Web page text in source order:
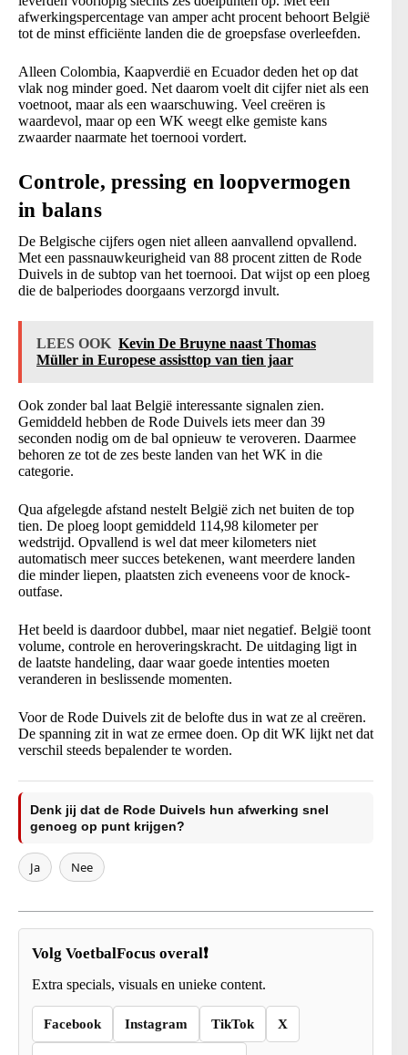
afwerkingspercentage van amper acht procent behoort België
tot de minst efficiënte landen die de groepsfase overleefden.
Alleen Colombia, Kaapverdië en Ecuador deden het op dat
vlak nog minder goed. Net daarom voelt dit cijfer niet als een
voetnoot, maar als een waarschuwing. Veel creëren is
waardevol, maar op een WK weegt elke gemiste kans
zwaarder naarmate het toernooi vordert.
Controle, pressing en loopvermogen
in balans
De Belgische cijfers ogen niet alleen aanvallend opvallend.
Met een passnauwkeurigheid van 88 procent zitten de Rode
Duivels in de subtop van het toernooi. Dat wijst op een ploeg
die de balperiodes doorgaans verzorgd invult.
LEES OOK Kevin De Bruyne naast Thomas
Müller in Europese assisttop van tien jaar
Ook zonder bal laat België interessante signalen zien.
Gemiddeld hebben de Rode Duivels iets meer dan 39
seconden nodig om de bal opnieuw te veroveren. Daarmee
behoren ze tot de zes beste landen van het WK in die
categorie.
Qua afgelegde afstand nestelt België zich net buiten de top
tien. De ploeg loopt gemiddeld 114,98 kilometer per
wedstrijd. Opvallend is wel dat meer kilometers niet
automatisch meer succes betekenen, want meerdere landen
die minder liepen, plaatsten zich eveneens voor de knock-
outfase.
Het beeld is daardoor dubbel, maar niet negatief. België toont
volume, controle en heroveringskracht. De uitdaging ligt in
de laatste handeling, daar waar goede intenties moeten
veranderen in beslissende momenten.
Voor de Rode Duivels zit de belofte dus in wat ze al creëren.
De spanning zit in wat ze ermee doen. Op dit WK lijkt net dat
verschil steeds bepalender te worden.
Denk jij dat de Rode Duivels hun afwerking snel
genoeg op punt krijgen?
Ja Nee
Volg VoetbalFocus overal❗
Extra specials, visuals en unieke content.
Facebook Instagram TikTok X